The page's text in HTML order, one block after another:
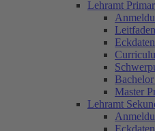
Lehramt
Master
Lehramt